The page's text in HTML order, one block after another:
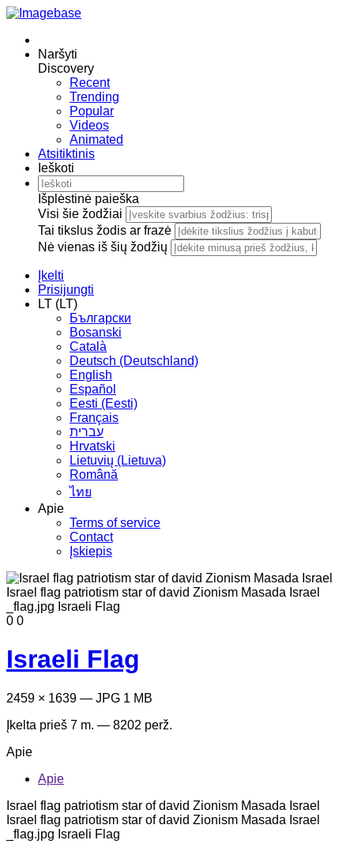
Naršyti
Discovery
Recent
Trending
Popular
Videos
Animated
Atsitiktinis
Ieškoti
Išplėstinė paieška
Visi šie žodžiai
Tai tikslus žodis ar frazė
Nė vienas iš šių žodžių
Įkelti
Prisijungti
LT (LT)
Български
Bosanski
Сatalà
Deutsch (Deutschland)
English
Español
Eesti (Eesti)
Français
עברית
Hrvatski
Lietuvių (Lietuva)
Română
ไทย
Apie
Terms of service
Contact
Įskiepis
0 0
Israeli Flag
2459 × 1639 — JPG 1 MB
Įkelta prieš 7 m. — 8202 perž.
Apie
Apie
Israel flag patriotism star of david Zionism Masada Israel
Israel flag patriotism star of david Zionism Masada Israel
_flag.jpg Israeli Flag